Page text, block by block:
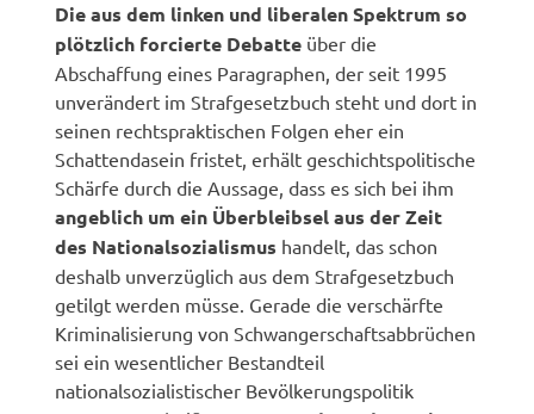
Die aus dem linken und liberalen Spektrum so
plötzlich forcierte Debatte über die
Abschaffung eines Paragraphen, der seit 1995
unverändert im Strafgesetzbuch steht und dort in
seinen rechtspraktischen Folgen eher ein
Schattendasein fristet, erhält geschichtspolitische
Schärfe durch die Aussage, dass es sich bei ihm
angeblich um ein Überbleibsel aus der Zeit
des Nationalsozialismus handelt, das schon
deshalb unverzüglich aus dem Strafgesetzbuch
getilgt werden müsse. Gerade die verschärfte
Kriminalisierung von Schwangerschaftsabbrüchen
sei ein wesentlicher Bestandteil
nationalsozialistischer Bevölkerungspolitik